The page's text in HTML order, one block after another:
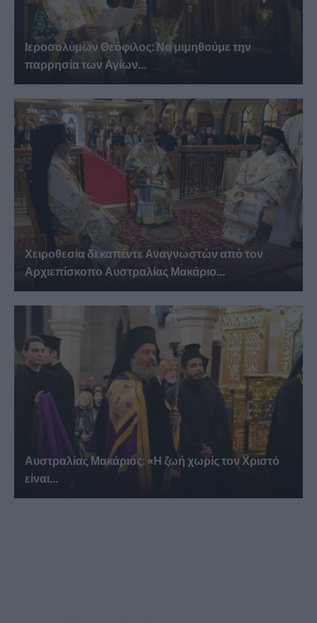
Ιεροσολύμων Θεόφιλος: Να μιμηθούμε την
παρρησία των Αγίων...
Χειροθεσία δεκαπέντε Αναγνωστών από τον
Αρχιεπίσκοπο Αυστραλίας Μακάριο...
Αυστραλίας Μακάριος: «Η ζωή χωρίς τον Χριστό
είναι...